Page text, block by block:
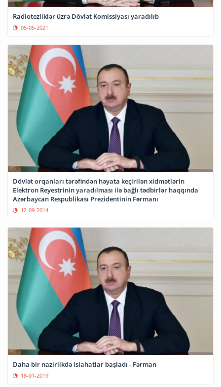
Radiotezliklər üzrə Dövlət Komissiyası yaradılıb
05-05-2021
Dövlət orqanları tərəfindən həyata keçirilən xidmətlərin
Elektron Reyestrinin yaradılması ilə bağlı tədbirlər haqqında
Azərbaycan Respublikası Prezidentinin Fərmanı
12-09-2014
Daha bir nazirlikdə islahatlar başladı - Fərman
18-01-2019